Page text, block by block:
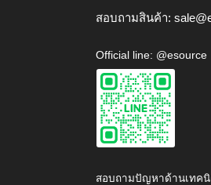
สอบถามสินค้า:
Official line: @esource
สอบถามปัญหาด้านเทคนิ